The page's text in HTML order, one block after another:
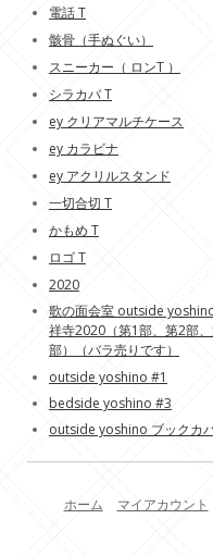
電話 T
骸骨（手ぬぐい）
スニーカー（ ロンT ）
シラカバ T
ey クリアマルチケース
ey カラビナ
ey アクリルスタンド
一切合切 T
かもめ T
ロゴ T
2020
歌の面会室 outside
祥寺2020（第1部、第2部
部）（バラ売りです）
outside yoshino #1
bedside yoshino #3
outside yoshino ブックカ
ホーム マイアカウント